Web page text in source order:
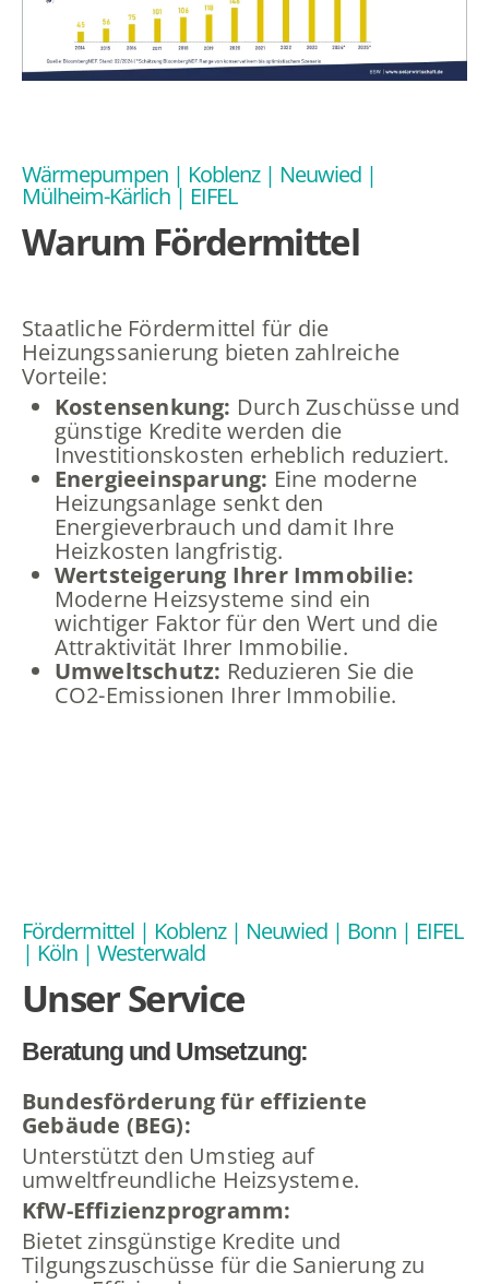
Wärmepumpen | Koblenz | Neuwied |
Mülheim-Kärlich | EIFEL
Warum Fördermittel
Staatliche Fördermittel für die
Heizungssanierung bieten zahlreiche
Vorteile:
Kostensenkung: Durch Zuschüsse und
günstige Kredite werden die
Investitionskosten erheblich reduziert.
Energieeinsparung: Eine moderne
Heizungsanlage senkt den
Energieverbrauch und damit Ihre
Heizkosten langfristig.
Wertsteigerung Ihrer Immobilie:
Moderne Heizsysteme sind ein
wichtiger Faktor für den Wert und die
Attraktivität Ihrer Immobilie.
Umweltschutz: Reduzieren Sie die
CO2-Emissionen Ihrer Immobilie.
Fördermittel | Koblenz | Neuwied | Bonn | EIFEL
| Köln | Westerwald
Unser Service
Beratung und Umsetzung:
Bundesförderung für effiziente
Gebäude (BEG):
Unterstützt den Umstieg auf
umweltfreundliche Heizsysteme.
KfW-Effizienzprogramm:
Bietet zinsgünstige Kredite und
Tilgungszuschüsse für die Sanierung zu